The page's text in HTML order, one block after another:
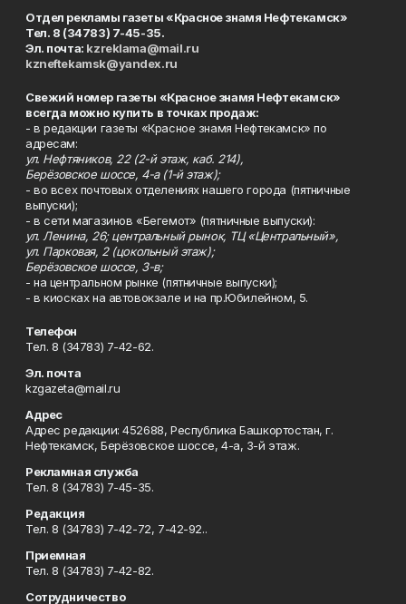
Отдел рекламы газеты «Красное знамя Нефтекамск»
Тел. 8 (34783) 7-45-35.
Эл. почта: kzreklama@mail.ru
kzneftekamsk@yandex.ru
Свежий номер газеты «Красное знамя Нефтекамск»
всегда можно купить в точках продаж:
- в редакции газеты «Красное знамя Нефтекамск» по
адресам:
ул. Нефтяников, 22 (2-й этаж, каб. 214),
Берёзовское шоссе, 4-а (1-й этаж);
- во всех почтовых отделениях нашего города (пятничные
выпуски);
- в сети магазинов «Бегемот» (пятничные выпуски):
ул. Ленина, 26; центральный рынок, ТЦ «Центральный»,
ул. Парковая, 2 (цокольный этаж);
Берёзовское шоссе, 3-в;
- на центральном рынке (пятничные выпуски);
- в киосках на автовокзале и на пр.Юбилейном, 5.
Телефон
Тел. 8 (34783) 7-42-62.
Эл. почта
kzgazeta@mail.ru
Адрес
Адрес редакции: 452688, Республика Башкортостан, г.
Нефтекамск, Берёзовское шоссе, 4-а, 3-й этаж.
Рекламная служба
Тел. 8 (34783) 7-45-35.
Редакция
Тел. 8 (34783) 7-42-72, 7-42-92..
Приемная
Тел. 8 (34783) 7-42-82.
Сотрудничество